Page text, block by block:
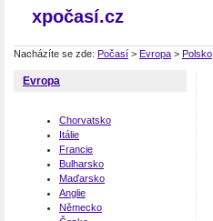
xpočasí.cz
Nacházíte se zde: Počasí > Evropa > Polsko
Evropa
Chorvatsko
Itálie
Francie
Bulharsko
Maďarsko
Anglie
Německo